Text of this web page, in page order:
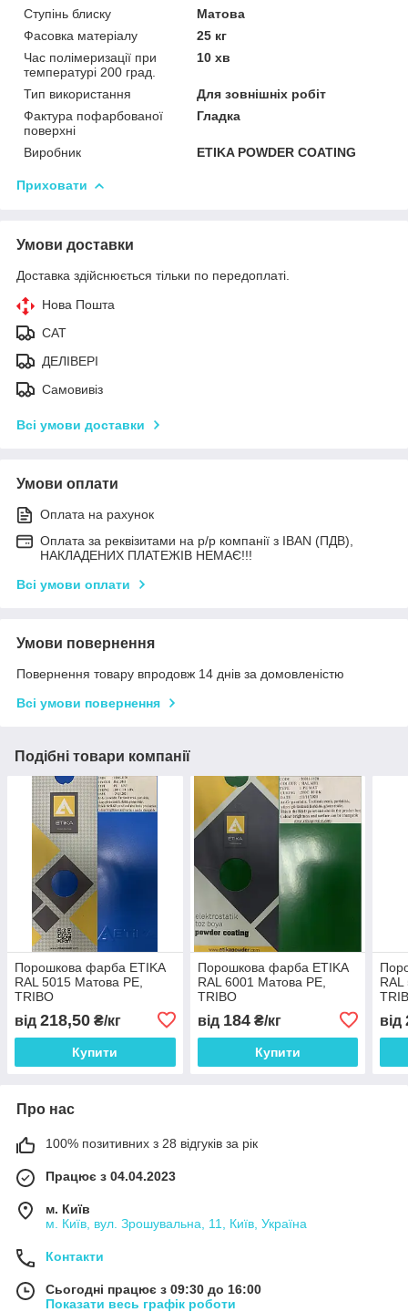
Ступінь блиску
Матова
Фасовка матеріалу
25 кг
Час полімеризації при
температурі 200 град.
10 хв
Тип використання
Для зовнішніх робіт
Фактура пофарбованої
поверхні
Гладка
Виробник ETIKA POWDER COATING
Приховати
Умови доставки
Доставка здійснюється тільки по передоплаті.
Нова Пошта
САТ
ДЕЛІВЕРІ
Самовивіз
Всі умови доставки
Умови оплати
Оплата на рахунок
Оплата за реквізитами на р/р компанії з IBAN (ПДВ),
НАКЛАДЕНИХ ПЛАТЕЖІВ НЕМАЄ!!!
Всі умови оплати
Умови повернення
Повернення товару впродовж 14 днів за домовленістю
Всі умови повернення
Подібні товари компанії
Порошкова фарба ETIKA
RAL 5015 Матова PE,
TRIBO
від 218,50 ₴/кг
Купити
Порошкова фарба ETIKA
RAL 6001 Матова PE,
TRIBO
від 184₴/кг
Купити
від
Про нас
100% позитивних з 28 відгуків за рік
Працює з 04.04.2023
м. Київ
м. Київ, вул. Зрошувальна, 11, Київ, Україна
Контакти
Сьогодні працює з 09:30 до 16:00
Показати весь графік роботи